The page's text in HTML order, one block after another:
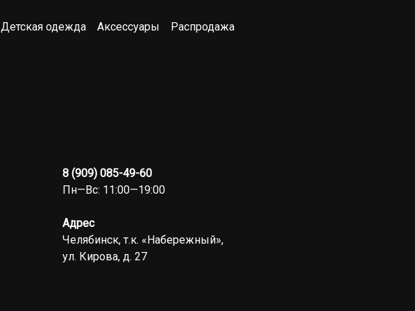
Детская одежда Аксессуары Распродажа
8 (909) 085-49-60
Пн—Вс: 11:00—19:00
Адрес
Челябинск, т.к. «Набережный»,
ул. Кирова, д. 27